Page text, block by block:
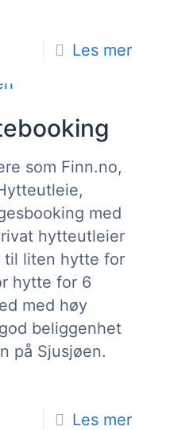
Les mer
som Finn.no,
med
hytteutleier
til liten hytte for
hytte for 6
med høy
beliggenhet
på Sjusjøen.
Les mer